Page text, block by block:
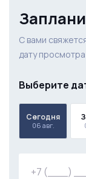
С вами
дату
Выберите
Сегодня
06 авг.